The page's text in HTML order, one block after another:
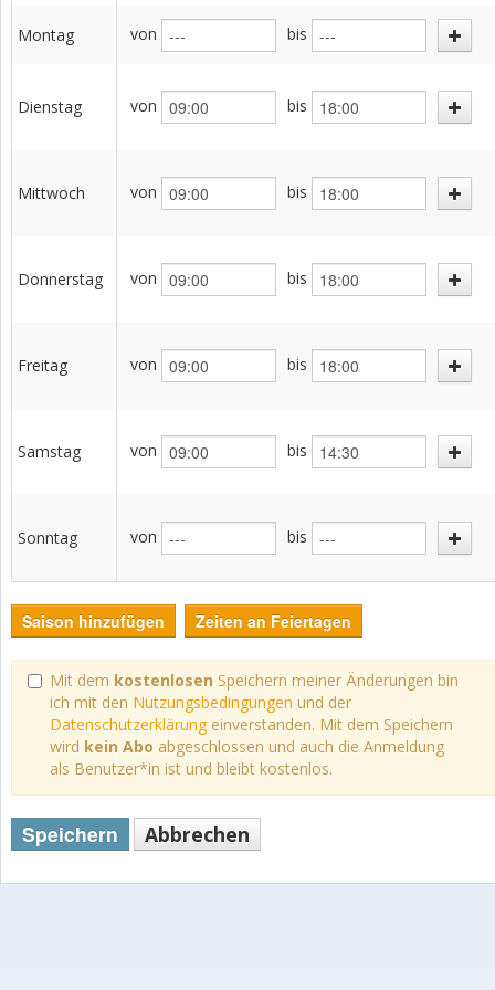
Montag von bis
Dienstag von bis
Mittwoch von bis
Donnerstag von bis
Freitag von bis
Samstag von bis
Sonntag von bis
Saison hinzufügen Zeiten an Feiertagen
Mit dem kostenlosen Speichern meiner Änderungen bin
ich mit den Nutzungsbedingungen und der
Datenschutzerklärungeinverstanden. Mit dem Speichern
wird kein Abo abgeschlossen und auch die Anmeldung
als Benutzer*in ist und bleibt kostenlos.
Speichern Abbrechen